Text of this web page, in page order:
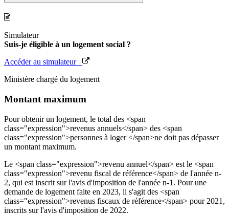
Simulateur
Suis-je éligible à un logement social ?
Accéder au simulateur
Ministère chargé du logement
Montant maximum
Pour obtenir un logement, le total des <span
class="expression">revenus annuels</span> des <span
class="expression">personnes à loger </span>ne doit pas dépasser
un montant maximum.
Le <span class="expression">revenu annuel</span> est le <span
class="expression">revenu fiscal de référence</span> de l'année n-
2, qui est inscrit sur l'avis d'imposition de l'année n-1. Pour une
demande de logement faite en 2023, il s'agit des <span
class="expression">revenus fiscaux de référence</span> pour 2021,
inscrits sur l'avis d'imposition de 2022.